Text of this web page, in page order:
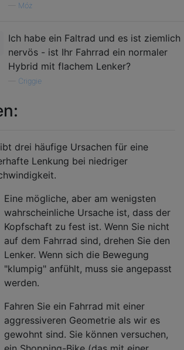
Móż
Ich habe ein Faltrad und es ist ziemlich
nervös - ist Ihr Fahrrad ein normaler
Hybrid mit flachem Lenker?
Criggie
drei häufige Ursachen für eine
Lenkung bei niedriger
Eine mögliche, aber am wenigsten
wahrscheinliche Ursache ist, dass der
Kopfschaft zu fest ist. Wenn Sie nicht
auf dem Fahrrad sind, drehen Sie den
Lenker. Wenn sich die Bewegung
"klumpig" anfühlt, muss sie angepasst
werden.
Fahren Sie ein Fahrrad mit einer
aggressiveren Geometrie als wir es
gewohnt sind. Sie können versuchen,